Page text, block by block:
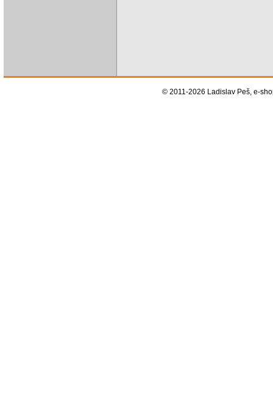
© 2011-2026 Ladislav Peš, e-